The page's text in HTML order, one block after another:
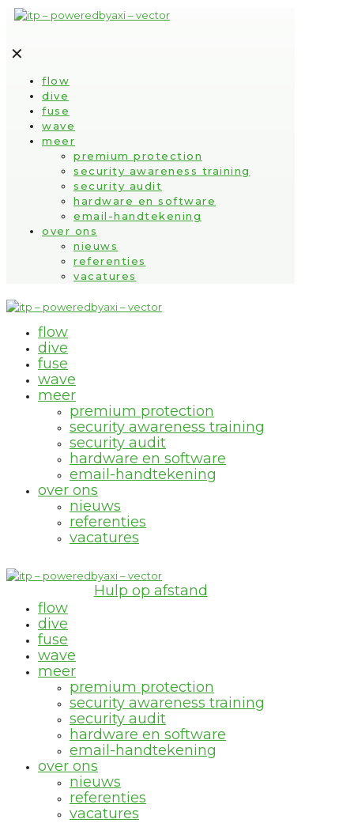
✕
flow
dive
fuse
wave
meer
premium protection
security awareness training
security audit
hardware en software
email-handtekening
over ons
nieuws
referenties
vacatures
flow
dive
fuse
wave
meer
premium protection
security awareness training
security audit
hardware en software
email-handtekening
over ons
nieuws
referenties
vacatures
Hulp op afstand
flow
dive
fuse
wave
meer
premium protection
security awareness training
security audit
hardware en software
email-handtekening
over ons
nieuws
referenties
vacatures